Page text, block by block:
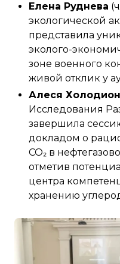
Елена Руднева
экологической
представила
эколого-
зоне военного
живой отклик у
Алеся
Исследования
завершила
докладом о
СО₂ в
отметив
центра
хранению